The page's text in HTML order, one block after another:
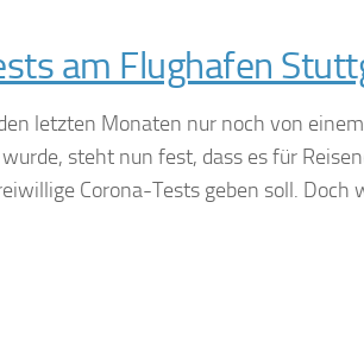
am Flughafen
letzten Monaten nur noch von
steht nun fest, dass es für
Corona-Tests geben soll. Doch